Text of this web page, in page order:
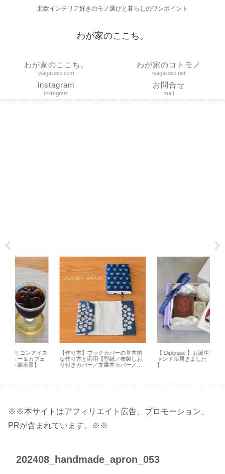
北欧インテリア好きのモノ選びと暮らしのワンポイント
わが家のここち。
わが家のここち。
wagacoco.com
わが家のコトモノ
wagacoco.net
instagram
instagram
お問合せ
mail
【 Diptyque 】お誕生日限定特典キ
ャンドル届きました【 Figuier 70ｇ
】
【オキシクリーン】アメリカ版使
ってみました！日本版との違い
は？【 OXICLEAN 】
※※本サイトはアフィリエイト広告、プロモーション、
PRが含まれています。※※
202408_handmade_apron_053